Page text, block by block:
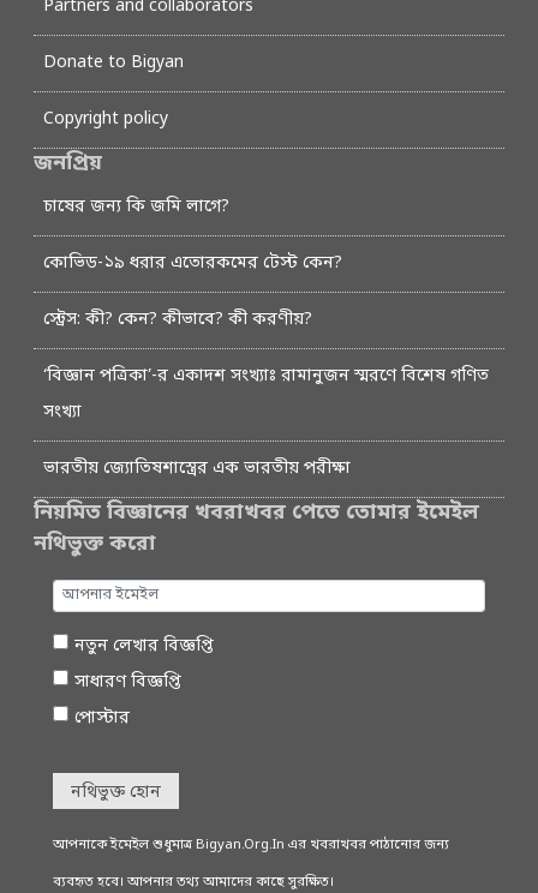
Partners and collaborators
Donate to Bigyan
Copyright policy
জনপ্রিয়
চাষের জন্য কি জমি লাগে?
কোভিড-১৯ ধরার এতোরকমের টেস্ট কেন?
স্ট্রেস: কী? কেন? কীভাবে? কী করণীয়?
‘বিজ্ঞান পত্রিকা’-র একাদশ সংখ্যাঃ রামানুজন স্মরণে বিশেষ গণিত
সংখ্যা
ভারতীয় জ্যোতিষশাস্ত্রের এক ভারতীয় পরীক্ষা
নিয়মিত বিজ্ঞানের খবরাখবর পেতে তোমার ইমেইল
নথিভুক্ত করো
নতুন লেখার বিজ্ঞপ্তি
সাধারণ বিজ্ঞপ্তি
পোস্টার
নথিভুক্ত হোন
আপনাকে ইমেইল শুধুমাত্র Bigyan.Org.In এর খবরাখবর পাঠানোর জন্য
ব্যবহৃত হবে। আপনার তথ্য আমাদের কাছে সুরক্ষিত।